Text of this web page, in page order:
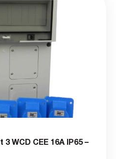
WCD CEE 16A IP65 –